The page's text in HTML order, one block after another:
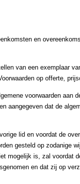
en
van een exemplaar
op offerte,
voorwaarden aan
aangegeven dat de
lid en voordat de
gesteld op zodanige
mogelijk is, zal voordat
en dat zij op